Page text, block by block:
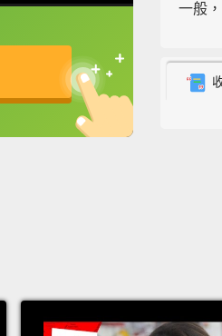
英
一般
now
找到